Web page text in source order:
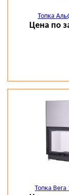
Посмотреть и
Фото
Топка
Цена по
Топка